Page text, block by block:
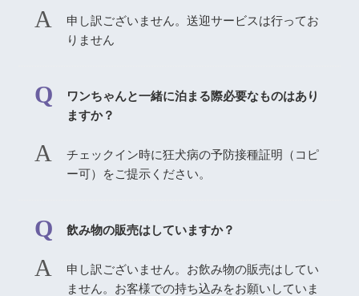
申し訳ございません。送迎サービスは行ってお
りません
ワンちゃんと一緒に泊まる際必要なものはあり
ますか？
チェックイン時に狂犬病の予防接種証明（コピ
ー可）をご提示ください。
飲み物の販売はしていますか？
申し訳ございません。お飲み物の販売はしてい
ません。お客様での持ち込みをお願いしていま